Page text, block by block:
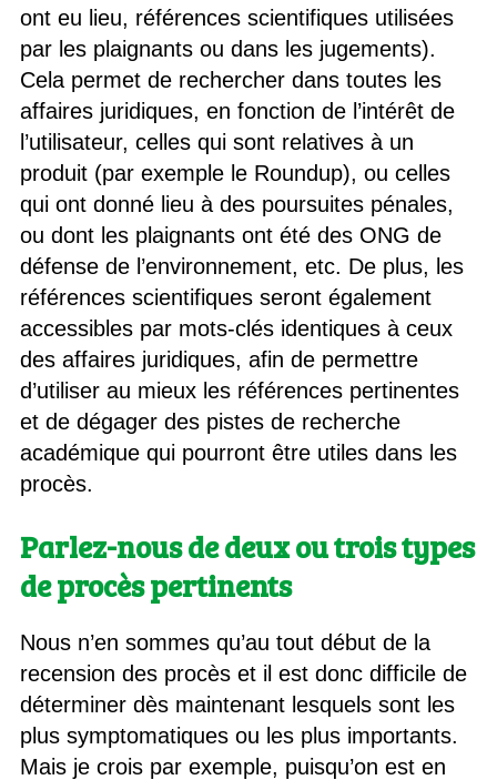
ont eu lieu, références scientifiques utilisées
par les plaignants ou dans les jugements).
Cela permet de rechercher dans toutes les
affaires juridiques, en fonction de l’intérêt de
l’utilisateur, celles qui sont relatives à un
produit (par exemple le Roundup), ou celles
qui ont donné lieu à des poursuites pénales,
ou dont les plaignants ont été des ONG de
défense de l’environnement, etc. De plus, les
références scientifiques seront également
accessibles par mots-clés identiques à ceux
des affaires juridiques, afin de permettre
d’utiliser au mieux les références pertinentes
et de dégager des pistes de recherche
académique qui pourront être utiles dans les
procès.
Parlez-nous de deux ou trois types
de procès pertinents
Nous n’en sommes qu’au tout début de la
recension des procès et il est donc difficile de
déterminer dès maintenant lesquels sont les
plus symptomatiques ou les plus importants.
Mais je crois par exemple, puisqu’on est en